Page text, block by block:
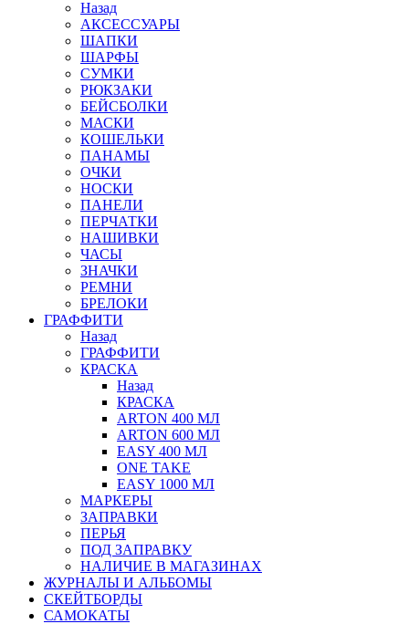
Назад
АКСЕССУАРЫ
ШАПКИ
ШАРФЫ
СУМКИ
РЮКЗАКИ
БЕЙСБОЛКИ
МАСКИ
КОШЕЛЬКИ
ПАНАМЫ
ОЧКИ
НОСКИ
ПАНЕЛИ
ПЕРЧАТКИ
НАШИВКИ
ЧАСЫ
ЗНАЧКИ
РЕМНИ
БРЕЛОКИ
ГРАФФИТИ
Назад
ГРАФФИТИ
КРАСКА
Назад
КРАСКА
ARTON 400 МЛ
ARTON 600 МЛ
EASY 400 МЛ
ONE TAKE
EASY 1000 МЛ
МАРКЕРЫ
ЗАПРАВКИ
ПЕРЬЯ
ПОД ЗАПРАВКУ
НАЛИЧИЕ В МАГАЗИНАХ
ЖУРНАЛЫ И АЛЬБОМЫ
СКЕЙТБОРДЫ
САМОКАТЫ